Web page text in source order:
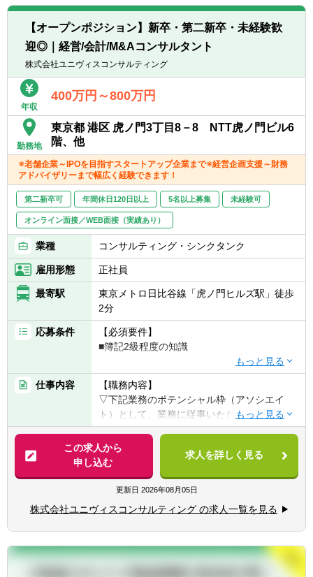
■監査法人や会計事務所出身の方
■事業会社での経理経験をお持ちの方
■公認会計士資格保有者（試験合格者含む）
■Excel、PPT、Wordの実務における使用経験
■マーケティング・業務効率化施策の企画・
■株主/ファンド向け経営会議のレポーティン
グ
■コーポレートファイナンス業務
▽会計コンサルティング業務
■決算早期化支援
■基幹システム導入支援
■内部統制構築支援
■監査法人/証券会社対応
単なるレポート作成ではなく、 クライアント
企業の現場に入り込み、実行まで伴走するコ
ンサルティング です。
【プロジェクト例】
■IPO準備企業の経営管理体制構築
■PEファンド投資先企業のPMI支援
■成長企業の事業計画策定・資金調達支援
■上場企業の管理会計体制構築
経営者と直接議論しながら、企業の意思決定
【オープンポジション】新卒・第二新卒・未経験歓
迎◎｜経営/会計/M&Aコンサルタント
株式会社ユニヴィスコンサルティング
年収
400万円～800万円
勤務地
東京都 港区 虎ノ門3丁目8－8 NTT虎ノ門ビル6
階、他
※老舗企業～IPOを目指すスタートアップ企業まで※経営企画支援～財務
アドバイザリーまで幅広く経験できます！
第二新卒可 年間休日120日以上 5名以上募集 未経験可
オンライン面接／WEB面接（実績あり）
業種 コンサルティング・シンクタンク
雇用形態 正社員
最寄駅
東京メトロ日比谷線「虎ノ門ヒルズ駅」徒歩
2分
応募条件
【必須要件】
■簿記2級程度の知識
【歓迎要件】
■M＆A領域、会計業務に対する興味・関心
■実務におけるデータ分析、リサーチの経験
■公認会計士試験勉強中の方/過去に受験経験
のある方
■税理士試験勉強中の方/過去に受験経験のあ
る方
■監査法人、税理士事務所、会計事務所での
業務経験がある方
仕事内容
【職務内容】
▽下記業務のポテンシャル枠（アソシエイ
ト）として、業務に従事いただきます。
■事業計画策定
■IPO支援業務
■M&Aにかかるデューデリ、株価算定業務
■経営企画支援業務
■CFO代行
■ハンズオン型の再生業務他
ユニヴィスグループでは、特定の職種に限定
せず、応募者の経験・スキル・志向に応じて
最適なポジションを提案する「オープンポジ
この求人から
申し込む
求人を詳しく見る
更新日 2026年08月05日
株式会社ユニヴィスコンサルティング の求人一覧を見る